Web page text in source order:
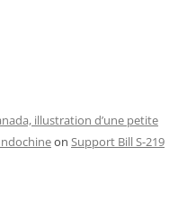
illustration d’une petite
on Support Bill S-219